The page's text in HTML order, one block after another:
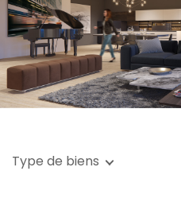
Type de biens